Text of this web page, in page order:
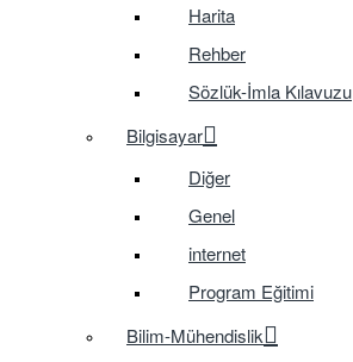
Harita
Rehber
Sözlük-İmla Kılavuzu
Bilgisayar
Diğer
Genel
internet
Program Eğitimi
Bilim-Mühendislik